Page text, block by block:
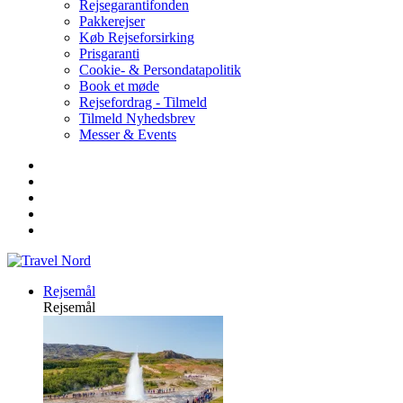
Rejsegarantifonden
Pakkerejser
Køb Rejseforsirking
Prisgaranti
Cookie- & Persondatapolitik
Book et møde
Rejsefordrag - Tilmeld
Tilmeld Nyhedsbrev
Messer & Events
Rejsemål
Rejsemål